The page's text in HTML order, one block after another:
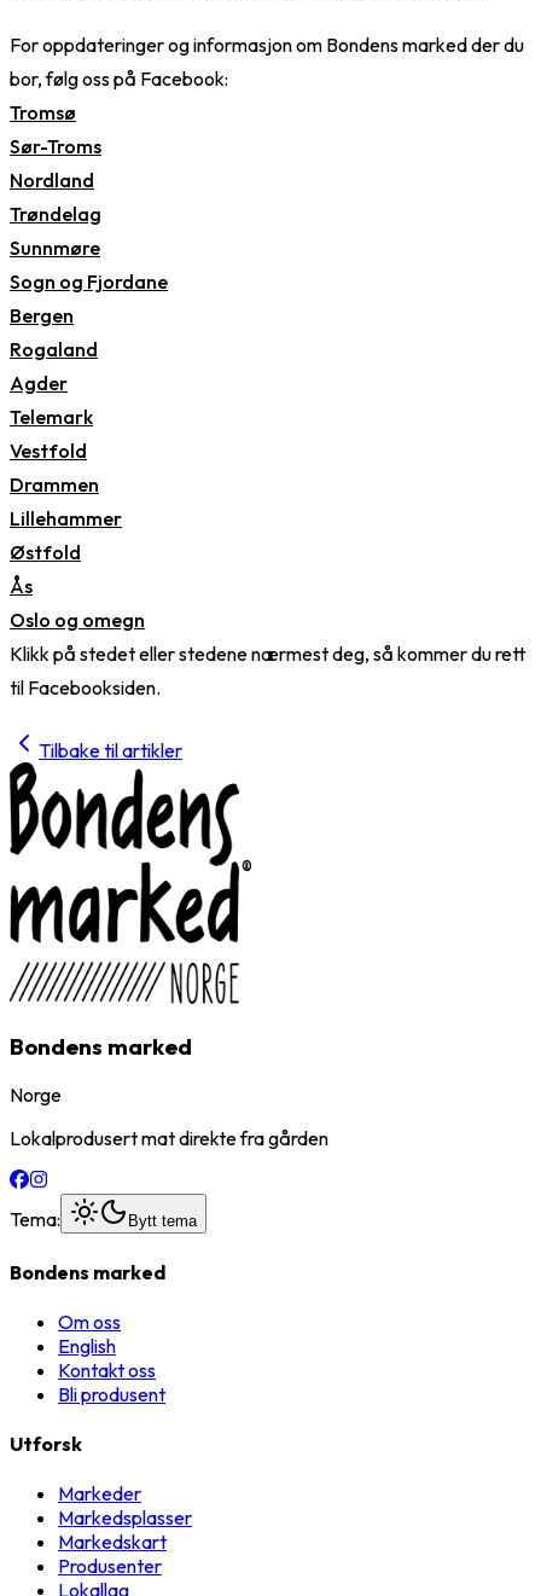
For oppdateringer og informasjon om Bondens marked der du
bor, følg oss på Facebook:
Tromsø
Sør-Troms
Nordland
Trøndelag
Sunnmøre
Sogn og Fjordane
Bergen
Rogaland
Agder
Telemark
Vestfold
Drammen
Lillehammer
Østfold
Ås
Oslo og omegn
Klikk på stedet eller stedene nærmest deg, så kommer du rett
til Facebooksiden.
Tilbake til artikler
Bondens marked
Norge
Lokalprodusert mat direkte fra gården
Tema: Bytt tema
Bondens marked
Om oss
English
Kontakt oss
Bli produsent
Utforsk
Markeder
Markedsplasser
Markedskart
Produsenter
Lokallag